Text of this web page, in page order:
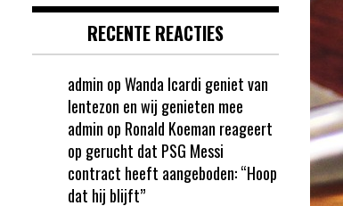
RECENTE REACTIES
admin opWanda Icardi geniet van
lentezon en wij genieten mee
admin op Ronald Koeman reageert
op gerucht dat PSG Messi
contract heeft aangeboden: “Hoop
dat hij blijft”